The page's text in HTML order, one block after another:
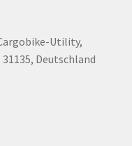
Utility,
Deutschland